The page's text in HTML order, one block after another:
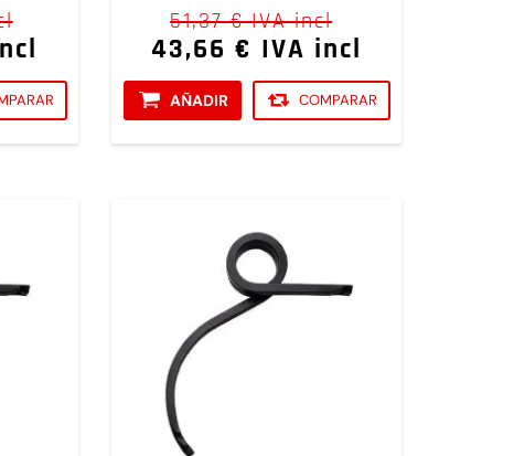
51,37 € IVA incl
43,66 € IVA incl
AÑADIR COMPARAR